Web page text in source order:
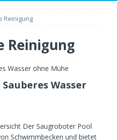
Reinigung
Reinigung
Wasser
Der Saugroboter Pool
Schwimmbecken und bietet